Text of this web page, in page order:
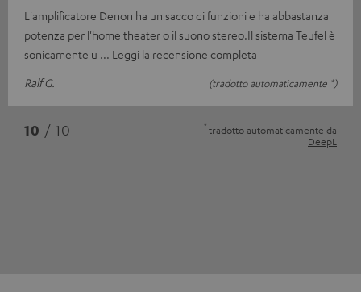
L'amplificatore Denon ha un sacco di funzioni e ha abbastanza
potenza per l'home theater o il suono stereo.Il sistema Teufel è
sonicamente u
Leggi la recensione completa
Ralf G.
(tradotto automaticamente *)
10 / 10 * tradotto automaticamente da
DeepL